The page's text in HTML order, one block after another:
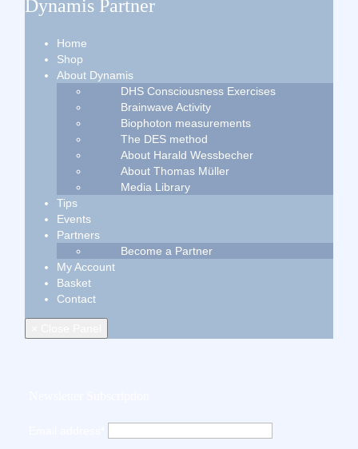
Dynamis Partner
Home
Shop
About Dynamis
DHS Consciousness Exercises
Brainwave Activity
Biophoton measurements
The DES method
About Harald Wessbecher
About Thomas Müller
Media Library
Tips
Events
Partners
Become a Partner
My Account
Basket
Contact